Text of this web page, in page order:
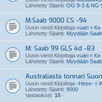
Lähetetty Sijainti: OG 9-3 & NG
M:Saab 9000 CS -94
Uusin viesti Kirjoittaja vuari « Ke
Lähetetty Sijainti: Myydään
M: Saab 99 GLS 4d -83
Uusin viesti Kirjoittaja vuari « Ke
Lähetetty Sijainti: Myydään
Australiasta tonnari
Uusin viesti Kirjoittaja -Hese- «
Lähetetty Sijainti: 9000
Vastaukset: 15